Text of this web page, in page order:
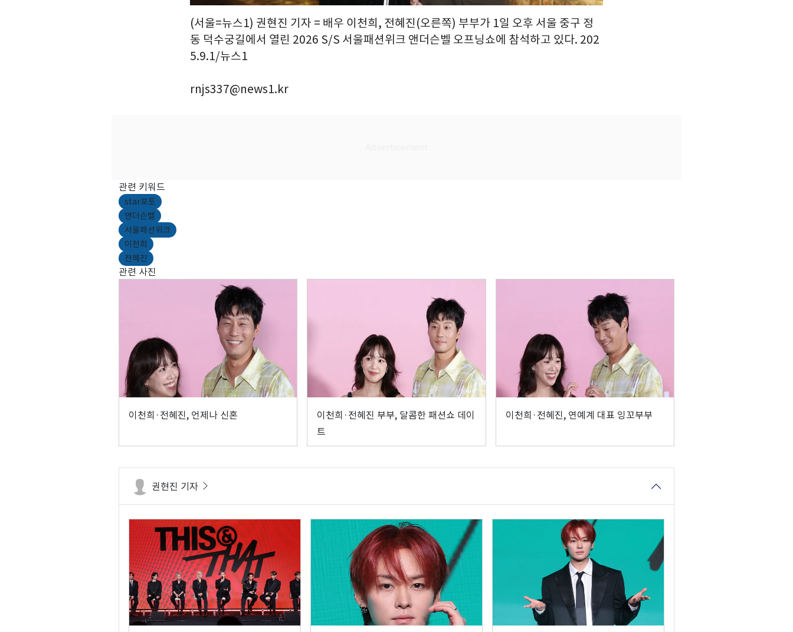
(서울=뉴스1) 권현진 기자 = 배우 이천희, 전혜진(오른쪽) 부부가 1일 오후 서울 중구 정
동 덕수궁길에서 열린 2026 S/S 서울패션위크 앤더슨벨 오프닝쇼에 참석하고 있다. 202
5.9.1/뉴스1
rnjs337@news1.kr
관련 키워드
star포토
앤더슨벨
서울패션위크
이천희
전혜진
관련 사진
이천희·전혜진, 언제나 신혼
이천희·전혜진 부부, 달콤한 패션쇼 데이
트
이천희·전혜진, 연예계 대표 잉꼬부부
권현진 기자